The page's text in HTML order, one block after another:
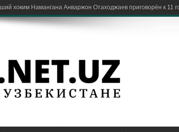
Узбекистана и США провели те